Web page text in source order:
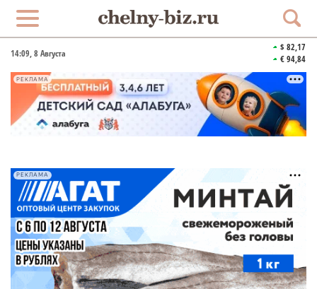
14:09, 8 Августа
$ 82,17
€ 94,84
РЕКЛАМА
РЕКЛАМА